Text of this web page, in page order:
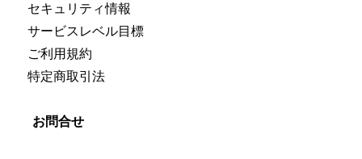
セキュリティ情報
サービスレベル目標
ご利用規約
特定商取引法
お問合せ